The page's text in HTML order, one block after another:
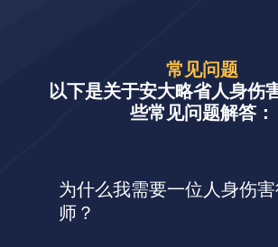
常见问题
以下是关于安大略省人身伤
些常见问题解答：
为什么我需要一位人身伤
师？